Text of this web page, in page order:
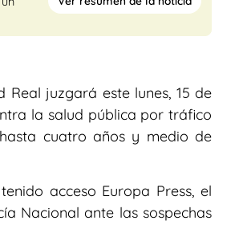
juzgará este lunes, 15 de
la salud pública por tráfico
cuatro años y medio de
acceso Europa Press, el
Nacional ante las sospechas